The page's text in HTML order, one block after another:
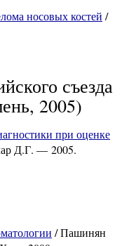
носовых костей /
съезда
2005)
при оценке
Д.Г. — 2005.
/ Пашинян